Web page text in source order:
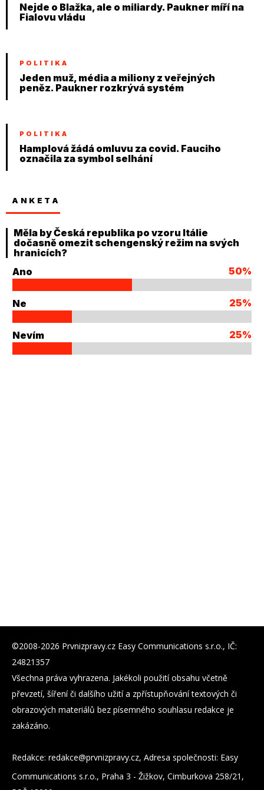
Nejde o Blažka, ale o miliardy. Paukner míří na
Fialovu vládu
POLITIKA
Jeden muž, média a miliony z veřejných
peněz. Paukner rozkrývá systém
POLITIKA
Hamplová žádá omluvu za covid. Fauciho
označila za symbol selhání
ANKETA
Měla by Česká republika po vzoru Itálie
dočasně omezit schengenský režim na svých
hranicích?
Ano
50%
Ne 25%
Nevím 25%
©2008-2026 Prvnizpravy.cz Easy Communications s.r.o., IČ:
24821357
Všechna práva vyhrazena. Jakékoli použití obsahu včetně
převzetí, šíření či dalšího užití a zpřístupňování textových či
obrazových materiálů bez písemného souhlasu redakce je
zakázáno.
Redakce: zc.yvarpzinvrp@eckader, Adresa společnosti: Easy
Communications s.r.o., Praha 3 - Žižkov, Cimburkova 258/21,